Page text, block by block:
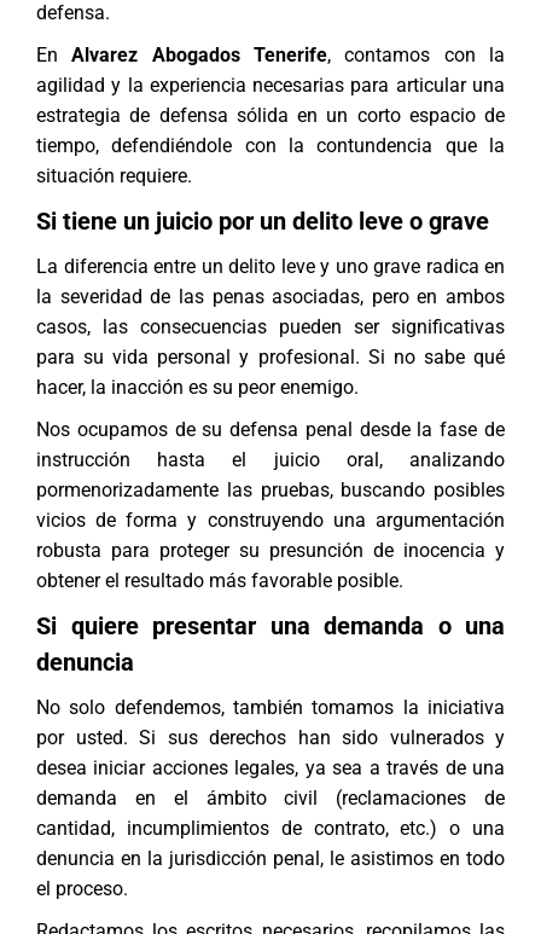
defensa.
EnAlvarez Abogados Tenerife, contamos con la
agilidad y la experiencia necesarias para articular una
estrategia de defensa sólida en un corto espacio de
tiempo, defendiéndole con la contundencia que la
situación requiere.
Si tiene un juicio por un delito leve o grave
La diferencia entre un delito leve y uno grave radica en
la severidad de las penas asociadas, pero en ambos
casos, las consecuencias pueden ser significativas
para su vida personal y profesional. Si no sabe qué
hacer, la inacción es su peor enemigo.
Nos ocupamos de sudefensa penal desde la fase de
instrucción hasta el juicio oral, analizando
pormenorizadamente las pruebas, buscando posibles
vicios de forma y construyendo una argumentación
robusta para proteger su presunción de inocencia y
obtener el resultado más favorable posible.
Si quiere presentar una demanda o una
denuncia
No solo defendemos, también tomamos la iniciativa
por usted. Si sus derechos han sido vulnerados y
desea iniciar acciones legales, ya sea a través de una
demanda en el ámbito civil (reclamaciones de
cantidad, incumplimientos de contrato, etc.) o una
denuncia en la jurisdicción penal, le asistimos en todo
el proceso.